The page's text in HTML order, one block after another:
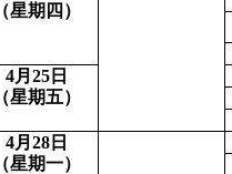
（星期四 ）
4月25日
（星期五）
4月28日
（星期一）